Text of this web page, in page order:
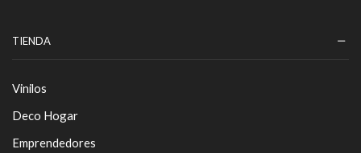
TIENDA
Vinilos
Deco Hogar
Emprendedores